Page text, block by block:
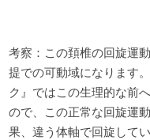
考察：この頚椎の回旋運
提での可動域になります
ク』ではこの生理的な前
ので、この正常な回旋運
果、違う体軸で回旋して